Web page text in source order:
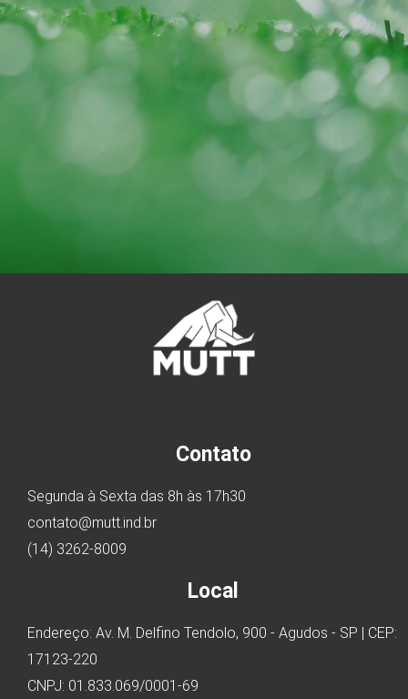
Contato
Segunda à Sexta das 8h às 17h30
contato@mutt.ind.br
(14) 3262-8009
Local
Endereço: Av. M. Delfino Tendolo, 900 - Agudos - SP | CEP:
17123-220
CNPJ: 01.833.069/0001-69